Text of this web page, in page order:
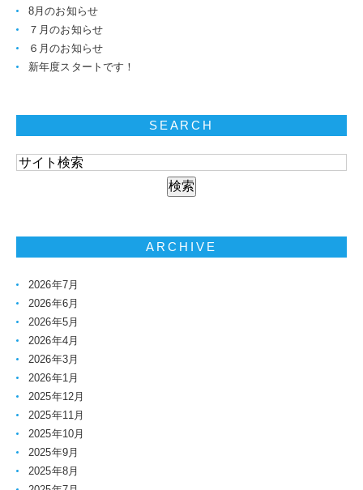
8月のお知らせ
７月のお知らせ
６月のお知らせ
新年度スタートです！
SEARCH
ARCHIVE
2026年7月
2026年6月
2026年5月
2026年4月
2026年3月
2026年1月
2025年12月
2025年11月
2025年10月
2025年9月
2025年8月